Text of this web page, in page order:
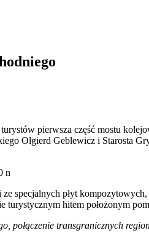
pierwsza część mostu
Olgierd Geblewicz i Starosta
specjalnych płyt
hitem położonym
transgranicznych